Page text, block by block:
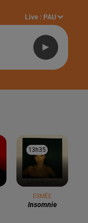
Live : PAU
13h35
13h35
ESMÉE
Insomnie